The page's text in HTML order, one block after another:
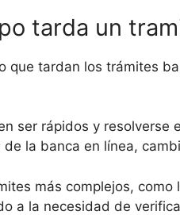
tarda un
que tardan los trámites
ser rápidos y
la banca en línea,
más complejos,
a la necesidad de